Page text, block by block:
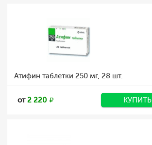
Атифин таблетки 250 мг, 28 шт.
от2 220 КУПИТЬ